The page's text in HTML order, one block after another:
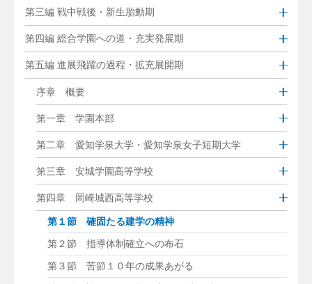
第三編 戦中戦後・新生胎動期
第四編 総合学園への道・充実発展期
第五編 進展飛躍の過程・拡充展開期
序章 概要
第一章 学園本部
第二章 愛知学泉大学・愛知学泉女子短期大学
第三章 安城学園高等学校
第四章 岡崎城西高等学校
第１節 確固たる建学の精神
第２節 指導体制確立への布石
第３節 苦節１０年の成果あがる